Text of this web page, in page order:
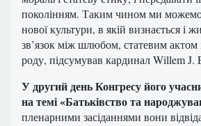
поколінням. Таким чином ми можемо
нової культури, в якій визнається і
зв’язок між шлюбом, статевим
роду, підсумував кардинал Willem J.
У другий день Конгресу його
на темі «Батьківство та
пленарними засіданнями вони